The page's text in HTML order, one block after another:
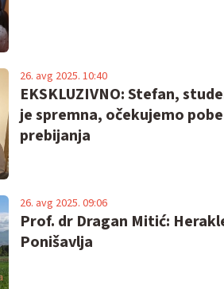
EKSKLUZIVNO: Stefan,
je spremna, očekujemo
prebijanja
26. avg 2025. 10:40
Prof. dr Dragan Mitić:
Ponišavlja
26. avg 2025. 09:06